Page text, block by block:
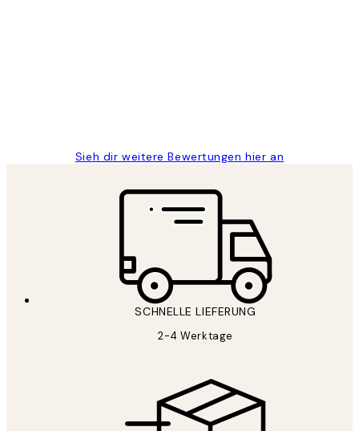
Sieh dir weitere Bewertungen hier an
SCHNELLE LIEFERUNG
2-4 Werktage